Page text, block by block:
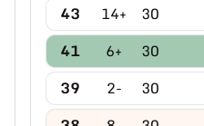
30
+14
43
30
+6
41
30
-2
39